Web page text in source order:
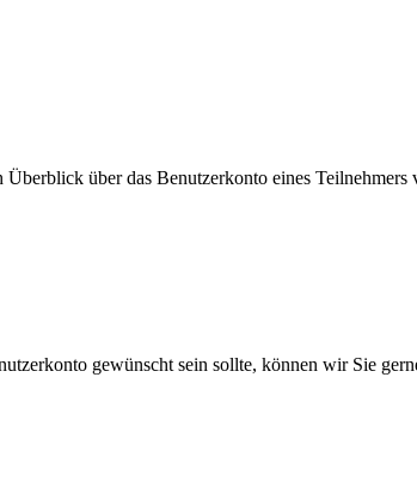
Überblick über das Benutzerkonto eines Teilnehmers
gewünscht sein sollte, können wir Sie